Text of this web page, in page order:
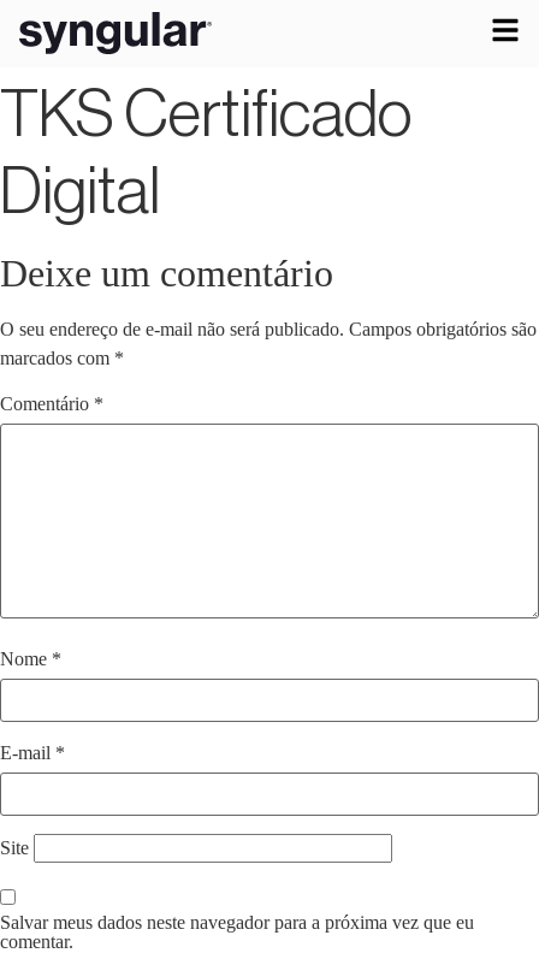
TKS Certificado
Digital
Deixe um comentário
O seu endereço de e-mail não será publicado. Campos obrigatórios são
marcados com *
Comentário *
Nome *
E-mail *
Site
Salvar meus dados neste navegador para a próxima vez que eu
comentar.